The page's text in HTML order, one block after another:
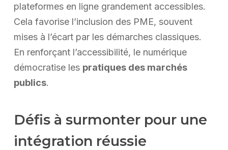
plateformes en ligne grandement accessibles.
Cela favorise l’inclusion des PME, souvent
mises à l’écart par les démarches classiques.
En renforçant l’accessibilité, le numérique
démocratise les pratiques des marchés
publics.
Défis à surmonter pour une
intégration réussie